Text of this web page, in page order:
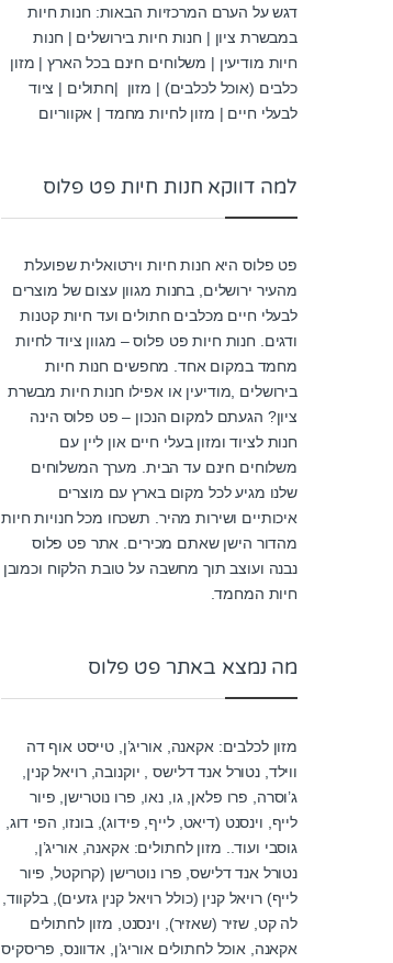
דגש על הערם המרכזיות הבאות: חנות חיות
במבשרת ציון | חנות חיות בירושלים | חנות
חיות מודיעין | משלוחים חינם בכל הארץ | מזון
כלבים (אוכל לכלבים) | מזון |חתולים | ציוד
לבעלי חיים | מזון לחיות מחמד | אקווריום
למה דווקא חנות חיות פט פלוס
פט פלוס היא חנות חיות וירטואלית שפועלת
מהעיר ירושלים, בחנות מגוון עצום של מוצרים
לבעלי חיים מכלבים חתולים ועד חיות קטנות
ודגים. חנות חיות פט פלוס – מגוון ציוד לחיות
מחמד במקום אחד. מחפשים חנות חיות
בירושלים ,מודיעין או אפילו חנות חיות מבשרת
ציון? הגעתם למקום הנכון – פט פלוס הינה
חנות לציוד ומזון בעלי חיים און ליין עם
משלוחים חינם עד הבית. מערך המשלוחים
שלנו מגיע לכל מקום בארץ עם מוצרים
איכותיים ושירות מהיר. תשכחו מכל חנויות חיות
מהדור הישן שאתם מכירים. אתר פט פלוס
נבנה ועוצב תוך מחשבה על טובת הלקוח וכמובן
חיות המחמד.
מה נמצא באתר פט פלוס
מזון לכלבים: אקאנה, אוריג’ן, טייסט אוף דה
ווילד, נטורל אנד דלישס , יוקנובה, רויאל קנין,
ג’וסרה, פרו פלאן, גו, נאו, פרו נוטרישן, פיור
לייף, וינסנט (דיאט, לייף, פידוג), בונזו, הפי דוג,
גוסבי ועוד.. מזון לחתולים: אקאנה, אוריג’ן,
נטורל אנד דלישס, פרו נוטרישן (קרוקטל, פיור
לייף) רויאל קנין (כולל רויאל קנין גזעים), בלקווד,
לה קט, שזיר (שאזיר), וינסנט, מזון לחתולים
אקאנה, אוכל לחתולים אוריג’ן, אדוונס, פריסקיס